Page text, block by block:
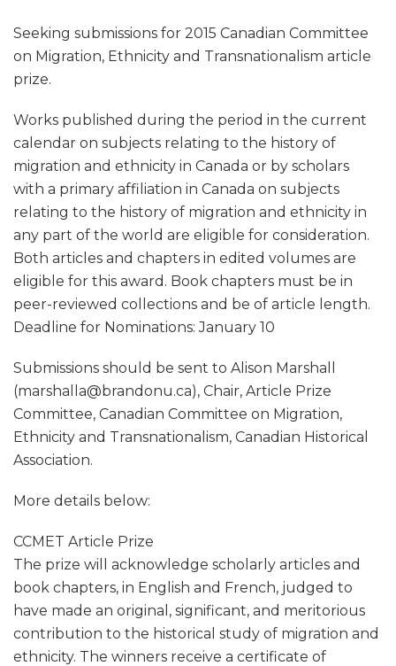
Seeking submissions for 2015 Canadian Committee
on Migration, Ethnicity and Transnationalism article
prize.
Works published during the period in the current
calendar on subjects relating to the history of
migration and ethnicity in Canada or by scholars
with a primary affiliation in Canada on subjects
relating to the history of migration and ethnicity in
any part of the world are eligible for consideration.
Both articles and chapters in edited volumes are
eligible for this award. Book chapters must be in
peer-reviewed collections and be of article length.
Deadline for Nominations: January 10
Submissions should be sent to Alison Marshall
(marshalla@brandonu.ca), Chair, Article Prize
Committee, Canadian Committee on Migration,
Ethnicity and Transnationalism, Canadian Historical
Association.
More details below:
CCMET Article Prize
The prize will acknowledge scholarly articles and
book chapters, in English and French, judged to
have made an original, significant, and meritorious
contribution to the historical study of migration and
ethnicity. The winners receive a certificate of